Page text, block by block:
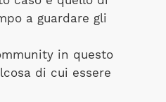
a guardare gli
in questo
di cui essere